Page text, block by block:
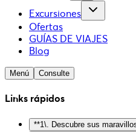
Excursiones
Ofertas
GUÍAS DE VIAJES
Blog
Menú Consulte
Links rápidos
**1\. Descubre sus